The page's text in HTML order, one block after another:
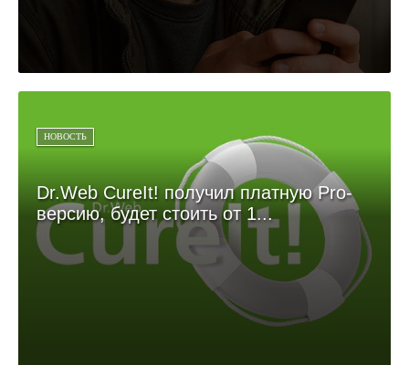
НОВОСТЬ
Dr.Web CureIt! получил платную Pro-
версию, будет стоить от 1...